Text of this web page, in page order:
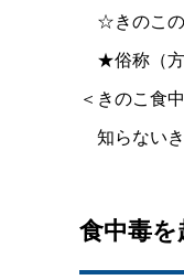
☆きのこの
★俗称（方
＜きのこ食
知らない
食中毒